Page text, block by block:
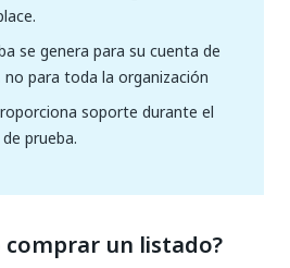
se genera para su cuenta de
no para toda la organización
soporte durante el
prueba.
comprar un listado?